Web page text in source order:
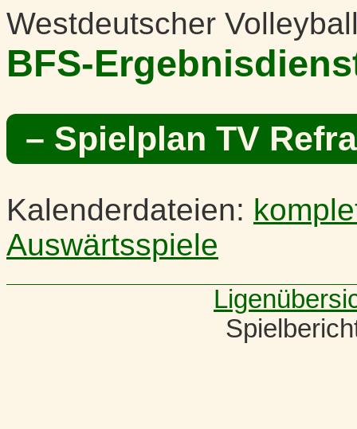
Westdeutscher
BFS-
– Spielplan TV
Kalenderdateien:
Auswärtsspiele